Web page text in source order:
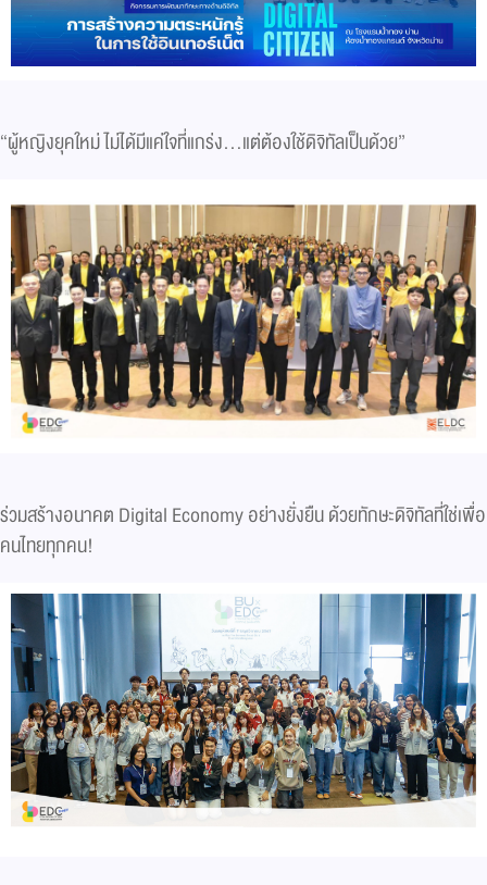
“ผู้หญิงยุคใหม่ ไม่ได้มีแค่ใจที่แกร่ง…แต่ต้องใช้ดิจิทัลเป็นด้วย”
ร่วมสร้างอนาคต Digital Economy อย่างยั่งยืน ด้วยทักษะดิจิทัลที่ใช่เพื่อ
คนไทยทุกคน!